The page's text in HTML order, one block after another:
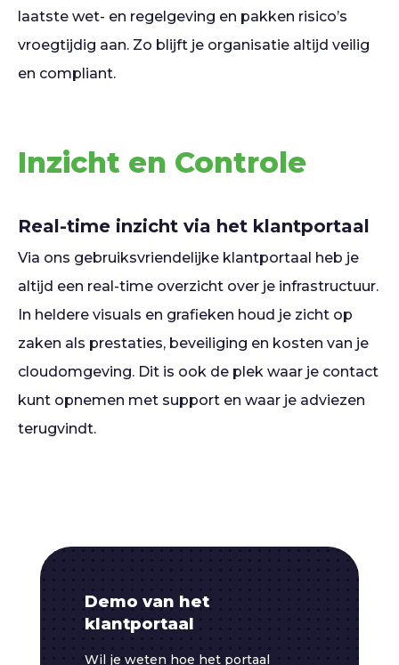
laatste wet- en regelgeving en pakken risico’s
vroegtijdig aan. Zo blijft je organisatie altijd veilig
en compliant.
Inzicht en Controle
Real-time inzicht via het klantportaal
Via ons gebruiksvriendelijke klantportaal heb je
altijd een real-time overzicht over je infrastructuur.
In heldere visuals en grafieken houd je zicht op
zaken als prestaties, beveiliging en kosten van je
cloudomgeving. Dit is ook de plek waar je contact
kunt opnemen met support en waar je adviezen
terugvindt.
Demo van het
klantportaal
Wil je weten hoe het portaal